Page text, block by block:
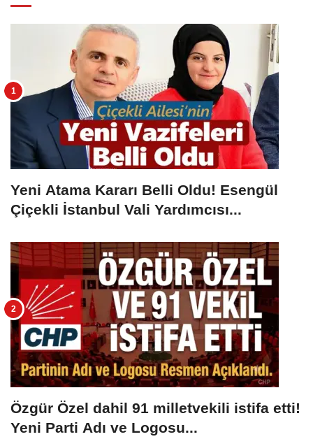
Yeni Atama Kararı Belli Oldu! Esengül
Çiçekli İstanbul Vali Yardımcısı...
Özgür Özel dahil 91 milletvekili istifa etti!
Yeni Parti Adı ve Logosu...